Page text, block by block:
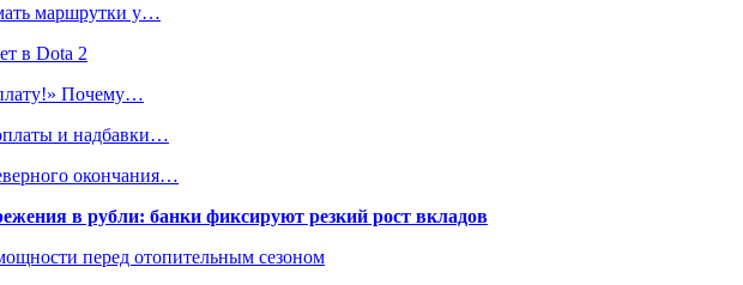
маршрутки у…
в Dota 2
Почему…
и надбавки…
окончания…
в рубли: банки фиксируют резкий рост вкладов
перед отопительным сезоном